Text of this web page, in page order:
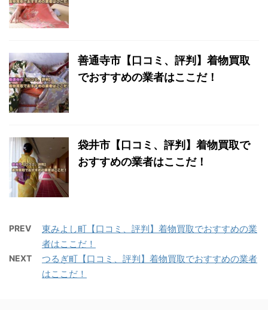
善通寺市【口コミ、評判】着物買取
でおすすめの業者はここだ！
袋井市【口コミ、評判】着物買取で
おすすめの業者はここだ！
PREV
東みよし町【口コミ、評判】着物買取でおすすめの業
者はここだ！
NEXT
つるぎ町【口コミ、評判】着物買取でおすすめの業者
はここだ！